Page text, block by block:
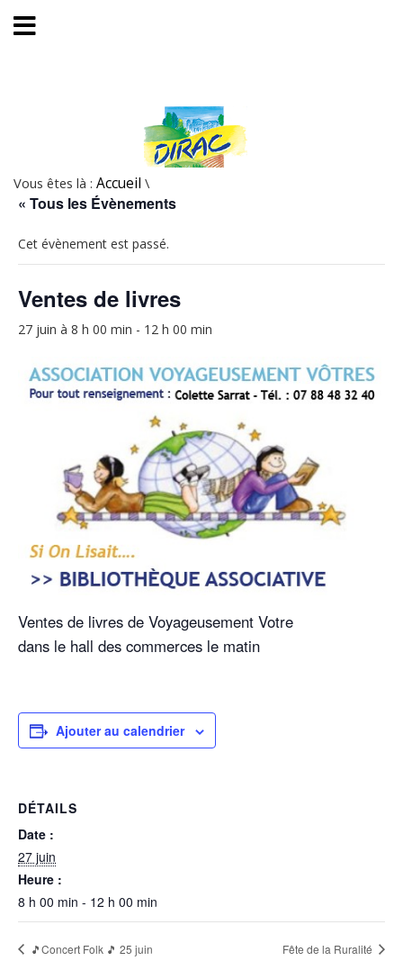
Vous êtes là : Accueil \
« Tous les Évènements
Cet évènement est passé.
Ventes de livres
27 juin à 8 h 00 min - 12 h 00 min
Ventes de livres de Voyageusement Votre
dans le hall des commerces le matin
Ajouter au calendrier
DÉTAILS
Date :
27 juin
Heure :
8 h 00 min - 12 h 00 min
🎵Concert Folk 🎵 25 juin Fête de la Ruralité